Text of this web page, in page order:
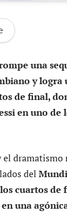
una
y logra
de final,
en uno de
dramatismo
del
cuartos de
una